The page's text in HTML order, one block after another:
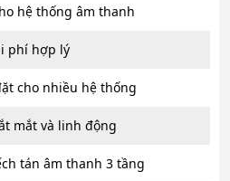
hệ thống âm thanh
phí hợp lý
cho nhiều hệ thống
mắt và linh động
tán âm thanh 3 tầng